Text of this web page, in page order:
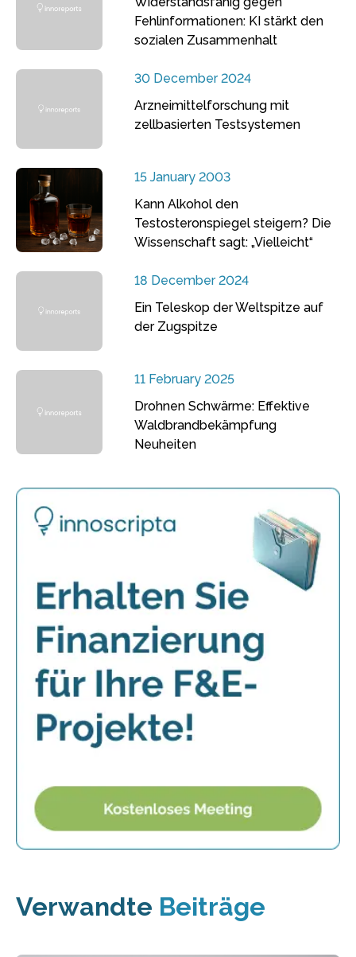
Fehlinformationen: KI stärkt den
sozialen Zusammenhalt
30 December 2024
Arzneimittelforschung mit
zellbasierten Testsystemen
15 January 2003
Kann Alkohol den
Testosteronspiegel steigern? Die
Wissenschaft sagt: „Vielleicht“
18 December 2024
Ein Teleskop der Weltspitze auf
der Zugspitze
11 February 2025
Drohnen Schwärme: Effektive
Waldbrandbekämpfung
Neuheiten
Verwandte Beiträge